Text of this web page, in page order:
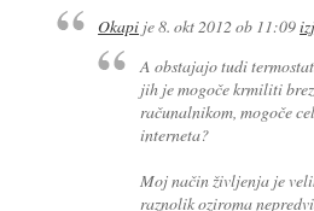
Okapi je8. okt 2012 ob 11:09
A obstajajo tudi
jih je mogoče krmiliti
računalnikom, mogoče
interneta?
Moj način življenja je
raznolik oziroma